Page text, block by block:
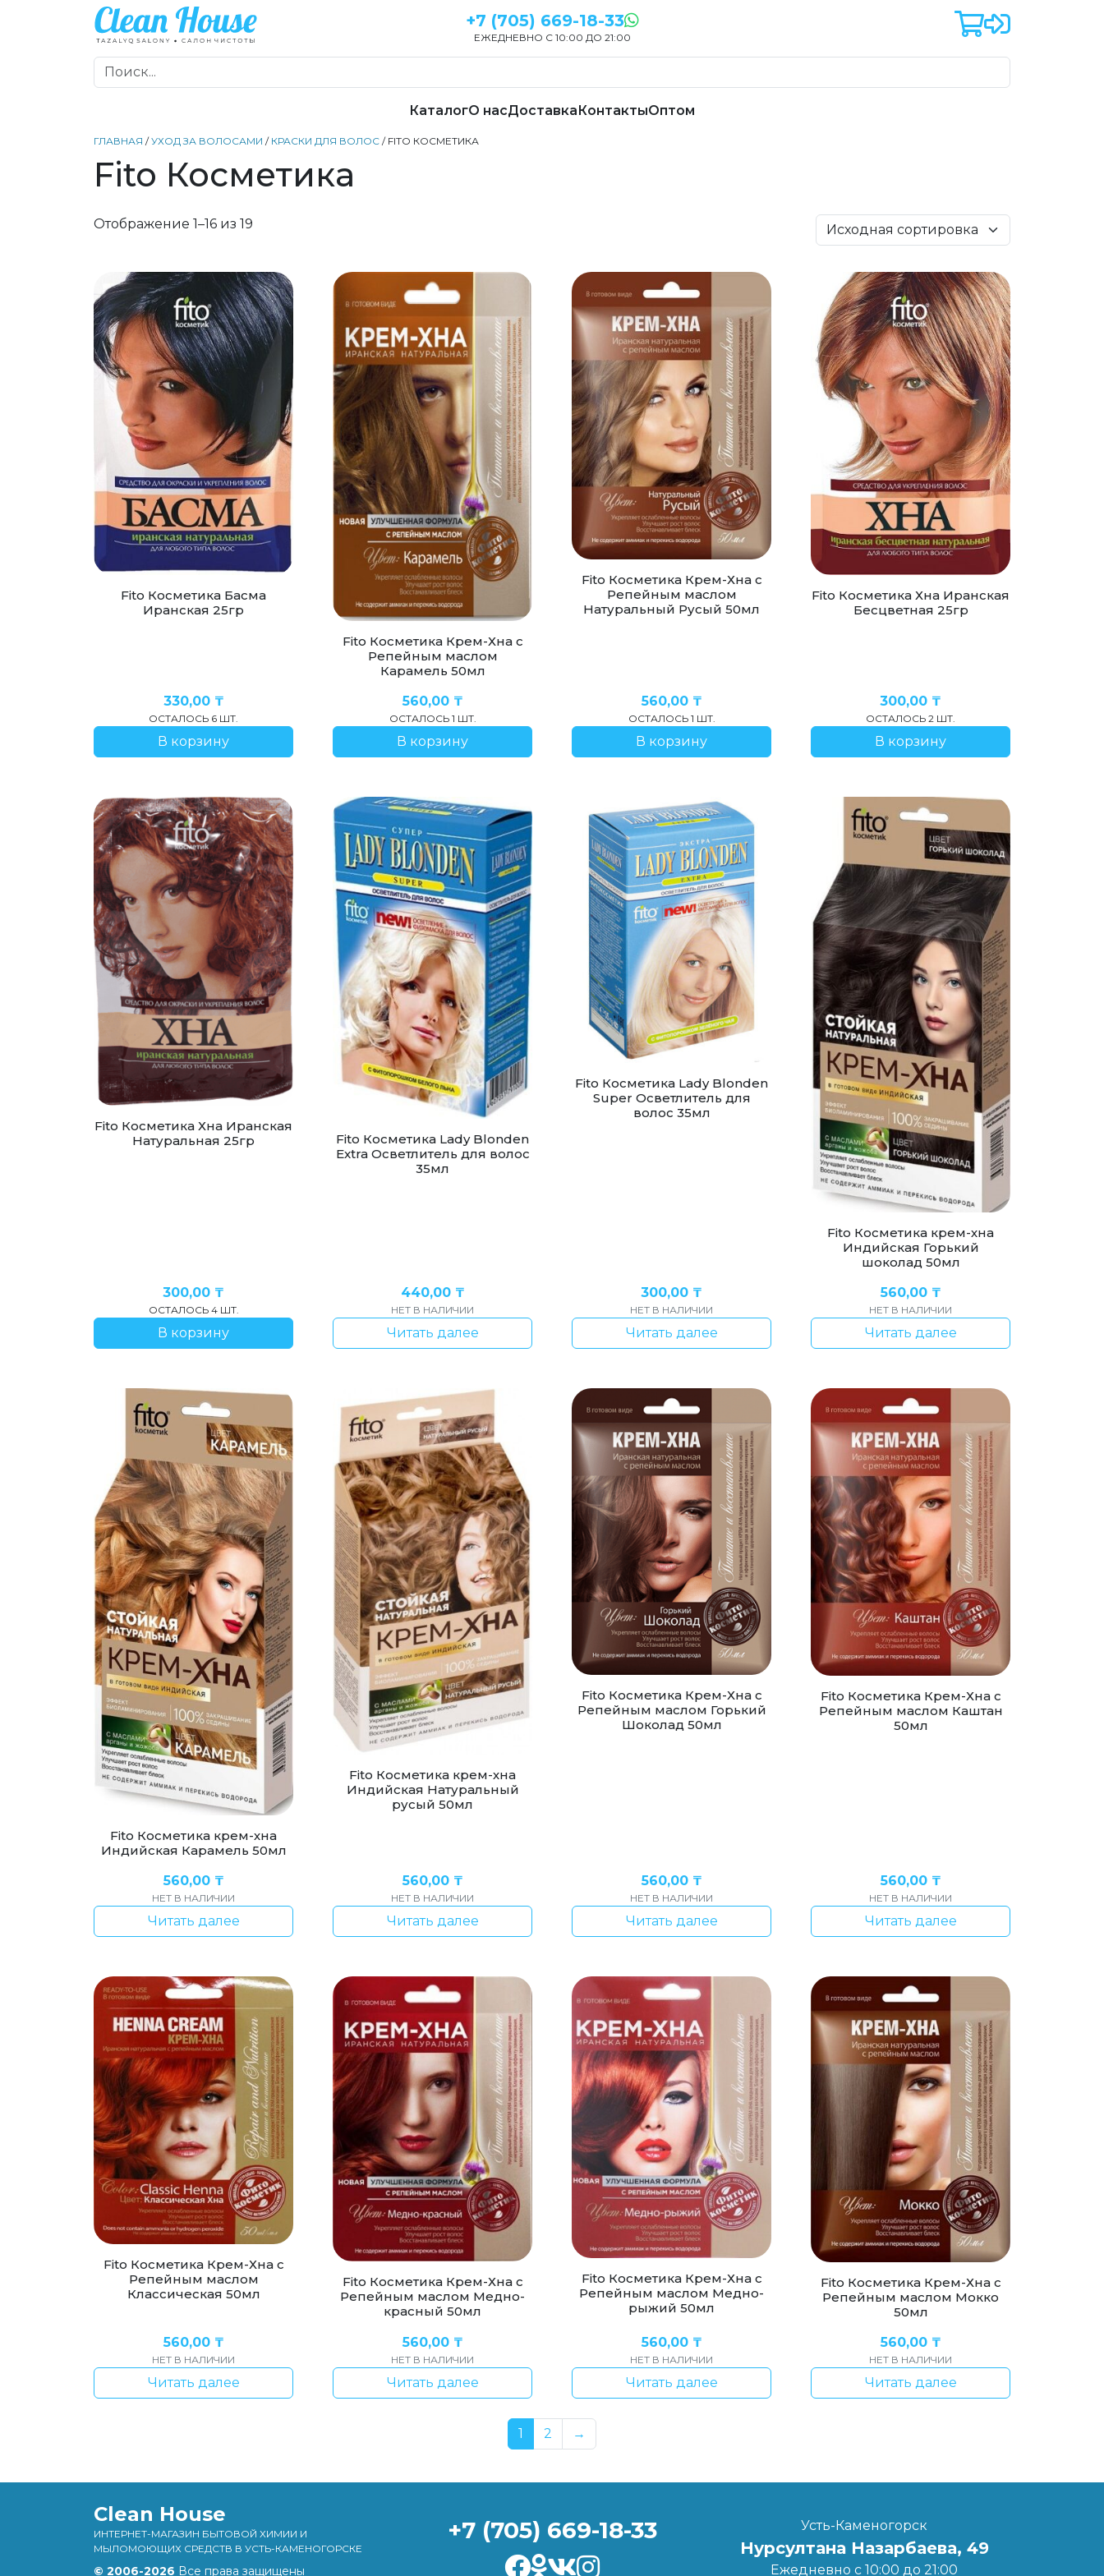
+7 (705) 669-18-33
ЕЖЕДНЕВНО С 10:00 ДО 21:00
КаталогО насДоставкаКонтактыОптом
ГЛАВНАЯ /УХОД ЗА ВОЛОСАМИ / КРАСКИ ДЛЯ ВОЛОС / FITO КОСМЕТИКА
Fito Косметика
Отображение 1–16 из 19
Fito Косметика Басма
Иранская 25гр
330,00 ₸
ОСТАЛОСЬ 6 ШТ.
В корзину
Fito Косметика Крем-Хна с
Репейным маслом
Карамель 50мл
560,00 ₸
ОСТАЛОСЬ 1 ШТ.
В корзину
Fito Косметика Крем-Хна с
Репейным маслом
Натуральный Русый 50мл
560,00 ₸
ОСТАЛОСЬ 1 ШТ.
В корзину
Fito Косметика Хна Иранская
Бесцветная 25гр
300,00 ₸
ОСТАЛОСЬ 2 ШТ.
В корзину
Fito Косметика Хна Иранская
Натуральная 25гр
300,00 ₸
ОСТАЛОСЬ 4 ШТ.
В корзину
Fito Косметика Lady Blonden
Extra Осветлитель для волос
35мл
440,00 ₸
НЕТ В НАЛИЧИИ
Читать далее
Fito Косметика Lady Blonden
Super Осветлитель для
волос 35мл
300,00 ₸
НЕТ В НАЛИЧИИ
Читать далее
Fito Косметика крем-хна
Индийская Горький
шоколад 50мл
560,00 ₸
НЕТ В НАЛИЧИИ
Читать далее
Fito Косметика крем-хна
Индийская Карамель 50мл
560,00 ₸
НЕТ В НАЛИЧИИ
Читать далее
Fito Косметика крем-хна
Индийская Натуральный
русый 50мл
560,00 ₸
НЕТ В НАЛИЧИИ
Читать далее
Fito Косметика Крем-Хна с
Репейным маслом Горький
Шоколад 50мл
560,00 ₸
НЕТ В НАЛИЧИИ
Читать далее
Fito Косметика Крем-Хна с
Репейным маслом Каштан
50мл
560,00 ₸
НЕТ В НАЛИЧИИ
Читать далее
Fito Косметика Крем-Хна с
Репейным маслом
Классическая 50мл
560,00 ₸
НЕТ В НАЛИЧИИ
Читать далее
Fito Косметика Крем-Хна с
Репейным маслом Медно-
красный 50мл
560,00 ₸
НЕТ В НАЛИЧИИ
Читать далее
Fito Косметика Крем-Хна с
Репейным маслом Медно-
рыжий 50мл
560,00 ₸
НЕТ В НАЛИЧИИ
Читать далее
Fito Косметика Крем-Хна с
Репейным маслом Мокко
50мл
560,00 ₸
НЕТ В НАЛИЧИИ
Читать далее
1 2 →
Clean House
ИНТЕРНЕТ-МАГАЗИН БЫТОВОЙ ХИМИИ И
МЫЛОМОЮЩИХ СРЕДСТВ В УСТЬ-КАМЕНОГОРСКЕ
© 2006-2026 Все права защищены
+7 (705) 669-18-33 Усть-Каменогорск
Нурсултана Назарбаева, 49
Ежедневно с 10:00 до 21:00